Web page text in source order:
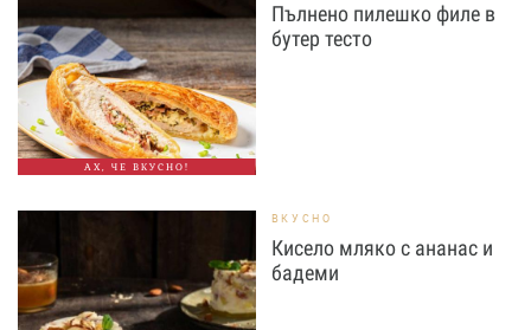
АХ, ЧЕ ВКУСНО!
Пълнено пилешко филе в
бутер тесто
ВКУСНО
Кисело мляко с ананас и
бадеми